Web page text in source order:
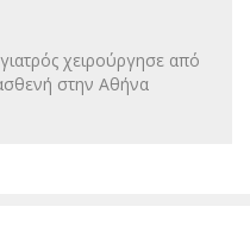
χειρούργησε από
στην Αθήνα